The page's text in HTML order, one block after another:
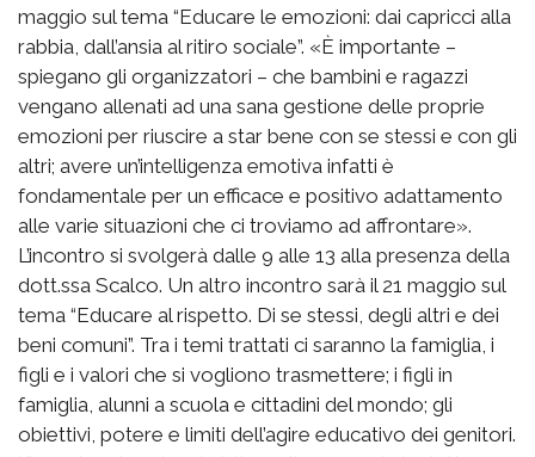
maggio sul tema “Educare le emozioni: dai capricci alla
rabbia, dall’ansia al ritiro sociale”. «È importante –
spiegano gli organizzatori – che bambini e ragazzi
vengano allenati ad una sana gestione delle proprie
emozioni per riuscire a star bene con se stessi e con gli
altri; avere un’intelligenza emotiva infatti è
fondamentale per un efficace e positivo adattamento
alle varie situazioni che ci troviamo ad affrontare».
L’incontro si svolgerà dalle 9 alle 13 alla presenza della
dott.ssa Scalco. Un altro incontro sarà il 21 maggio sul
tema “Educare al rispetto. Di se stessi, degli altri e dei
beni comuni”. Tra i temi trattati ci saranno la famiglia, i
figli e i valori che si vogliono trasmettere; i figli in
famiglia, alunni a scuola e cittadini del mondo; gli
obiettivi, potere e limiti dell’agire educativo dei genitori.